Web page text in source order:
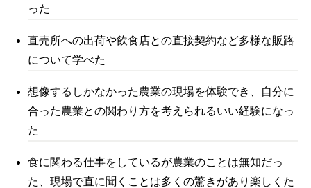
った
直売所への出荷や飲食店との直接契約など多様な販路
について学べた
想像するしかなかった農業の現場を体験でき、自分に
合った農業との関わり方を考えられるいい経験になっ
た
食に関わる仕事をしているが農業のことは無知だっ
た、現場で直に聞くことは多くの驚きがあり楽しくた